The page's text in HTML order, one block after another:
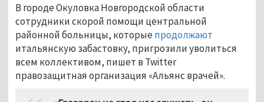
В городе Окуловка Новгородской области
сотрудники скорой помощи центральной
районной больницы, которые продолжают
итальянскую забастовку, пригрозили уволиться
всем коллективом, пишет в Twitter
правозащитная организация «Альянс врачей».